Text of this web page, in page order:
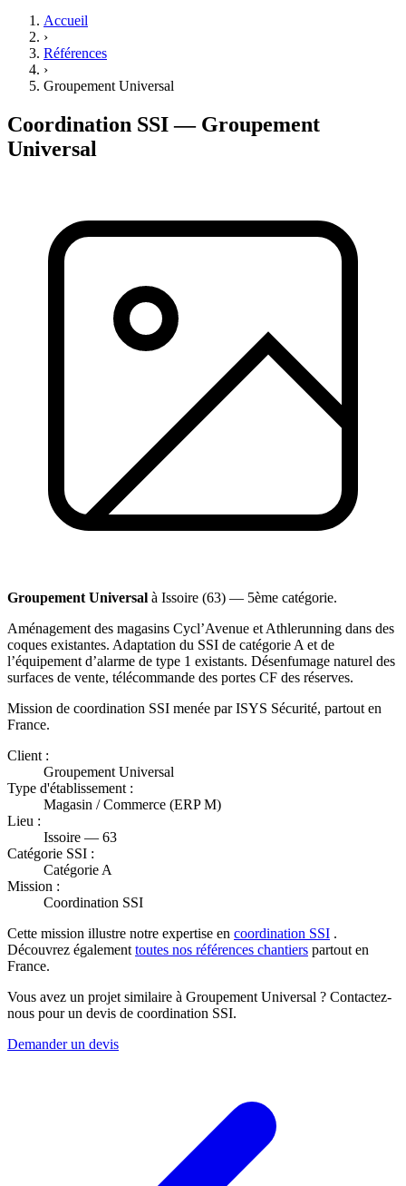
Accueil
›
Références
›
Groupement Universal
Coordination SSI — Groupement
Universal
Groupement Universal à Issoire (63) — 5ème catégorie.
Aménagement des magasins Cycl’Avenue et Athlerunning dans des
coques existantes. Adaptation du SSI de catégorie A et de
l’équipement d’alarme de type 1 existants. Désenfumage naturel des
surfaces de vente, télécommande des portes CF des réserves.
Mission de coordination SSI menée par ISYS Sécurité, partout en
France.
Client :
Groupement Universal
Type d'établissement :
Magasin / Commerce (ERP M)
Lieu :
Issoire — 63
Catégorie SSI :
Catégorie A
Mission :
Coordination SSI
Cette mission illustre notre expertise en coordination SSI .
Découvrez également toutes nos références chantiers partout en
France.
Vous avez un projet similaire à Groupement Universal ? Contactez-
nous pour un devis de coordination SSI.
Demander un devis